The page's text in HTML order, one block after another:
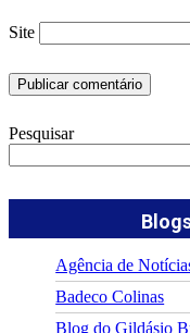
Site
Pesquisar
Agência de
Badeco Colinas
Blog do Gildásio